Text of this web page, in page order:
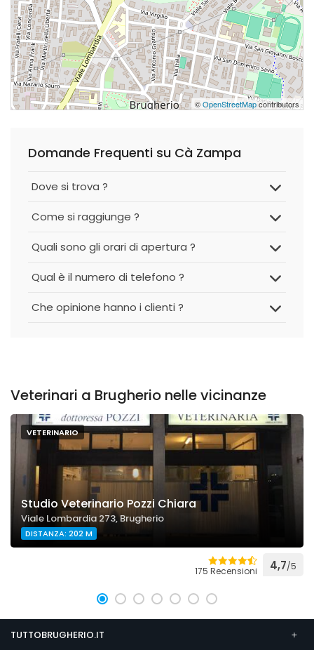
©OpenStreetMapcontributors
Domande Frequenti su Cà Zampa
Dove si trova ?
Come si raggiunge ?
Quali sono gli orari di apertura ?
Qual è il numero di telefono ?
Che opinione hanno i clienti ?
Veterinari a Brugherio nelle vicinanze
VETERINARIO
Studio Veterinario Pozzi Chiara
Viale Lombardia 273, Brugherio
DISTANZA: 202 M
175 Recensioni 4,7/5
TUTTOBRUGHERIO.IT